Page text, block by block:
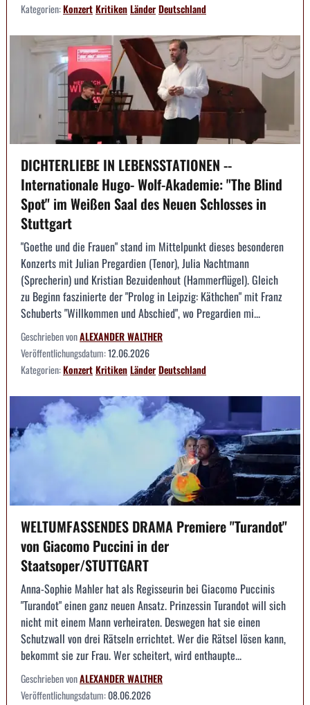
Kategorien:KonzertKritikenLänderDeutschland
DICHTERLIEBE IN LEBENSSTATIONEN --
Internationale Hugo- Wolf-Akademie: "The Blind
Spot" im Weißen Saal des Neuen Schlosses in
Stuttgart
"Goethe und die Frauen" stand im Mittelpunkt dieses besonderen
Konzerts mit Julian Pregardien (Tenor), Julia Nachtmann
(Sprecherin) und Kristian Bezuidenhout (Hammerflügel). Gleich
zu Beginn faszinierte der "Prolog in Leipzig: Käthchen" mit Franz
Schuberts "Willkommen und Abschied", wo Pregardien mi...
Geschrieben vonALEXANDER WALTHER
Veröffentlichungsdatum:12.06.2026
Kategorien:KonzertKritikenLänderDeutschland
WELTUMFASSENDES DRAMA Premiere "Turandot"
von Giacomo Puccini in der
Staatsoper/STUTTGART
Anna-Sophie Mahler hat als Regisseurin bei Giacomo Puccinis
"Turandot" einen ganz neuen Ansatz. Prinzessin Turandot will sich
nicht mit einem Mann verheiraten. Deswegen hat sie einen
Schutzwall von drei Rätseln errichtet. Wer die Rätsel lösen kann,
bekommt sie zur Frau. Wer scheitert, wird enthaupte...
Geschrieben vonALEXANDER WALTHER
Veröffentlichungsdatum:08.06.2026